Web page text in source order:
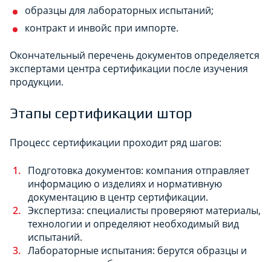
образцы для лабораторных испытаний;
контракт и инвойс при импорте.
Окончательный перечень документов определяется
экспертами центра сертификации после изучения
продукции.
Этапы сертификации штор
Процесс сертификации проходит ряд шагов:
Подготовка документов: компания отправляет
информацию о изделиях и нормативную
документацию в центр сертификации.
Экспертиза: специалисты проверяют материалы,
технологии и определяют необходимый вид
испытаний.
Лабораторные испытания: берутся образцы и